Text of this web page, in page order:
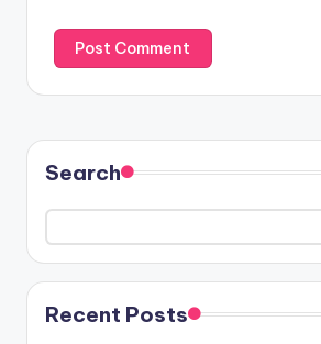
Search
Recent Posts